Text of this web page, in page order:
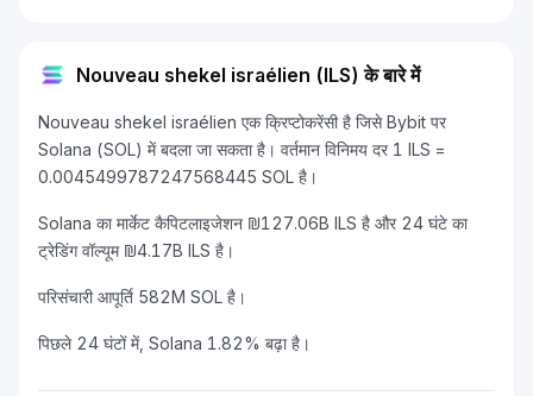
Nouveau shekel israélien (ILS) के बारे में
Nouveau shekel israélien एक क्रिप्टोकरेंसी है जिसे Bybit पर
Solana (SOL) में बदला जा सकता है। वर्तमान विनिमय दर 1 ILS =
0.0045499787247568445 SOL है।
Solana का मार्केट कैपिटलाइजेशन ₪127.06B ILS है और 24 घंटे का
ट्रेडिंग वॉल्यूम ₪4.17B ILS है।
परिसंचारी आपूर्ति 582M SOL है।
पिछले 24 घंटों में, Solana 1.82% बढ़ा है।